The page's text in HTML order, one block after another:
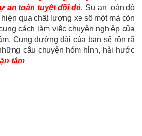
an toàn tuyệt đối đó. Sự an toàn đó
qua chất lượng xe số một mà còn
cách làm việc chuyên nghiệp của
Cung đường dài của bạn sẽ rộn rã
câu chuyện hóm hỉnh, hài hước
tâm